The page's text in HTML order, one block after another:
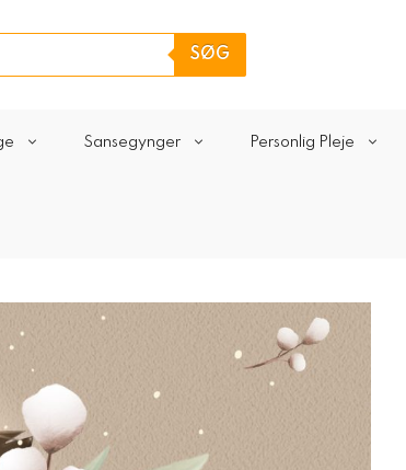
SØG
Sansegynger Personlig Pleje